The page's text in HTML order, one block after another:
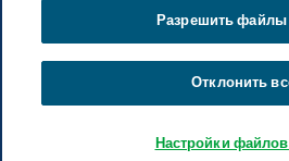
ДЛЯ КОЖИ
Разрешить файлы
Отклонить
Настройки файлов